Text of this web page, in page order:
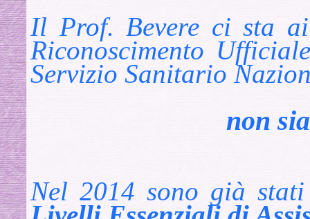
Il Prof. Bevere ci sta
Riconoscimento
Servizio Sanitario
non
Nel 2014 sono già